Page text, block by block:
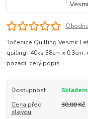
Točenice Quilling Vesmír
quiling- 40ks 38cm x
pozadí. celý popis
Dostupnost
Skladem
Cena před
slevou
30,00 Kč